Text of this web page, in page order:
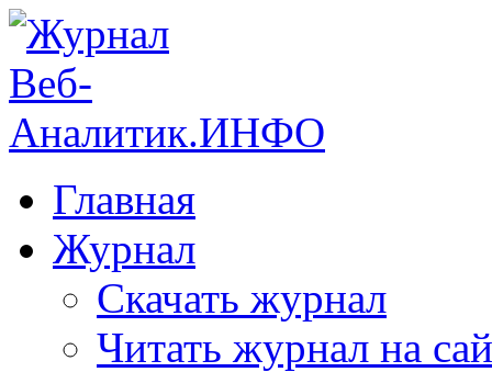
Главная
Журнал
Скачать журнал
Читать журнал на